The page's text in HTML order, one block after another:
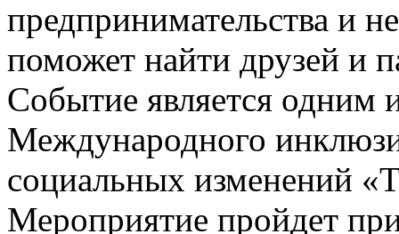
предпринимательства и
поможет найти друзей и
Событие является одним
Международного
социальных изменений
Мероприятие пройдет